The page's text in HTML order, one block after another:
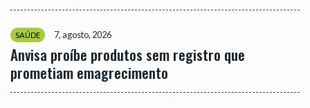
SAÚDE 7, agosto, 2026
Anvisa proíbe produtos sem registro que
prometiam emagrecimento